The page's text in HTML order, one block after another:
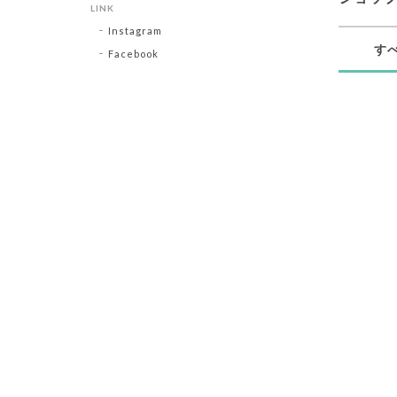
す
LINK
Instagram
Facebook